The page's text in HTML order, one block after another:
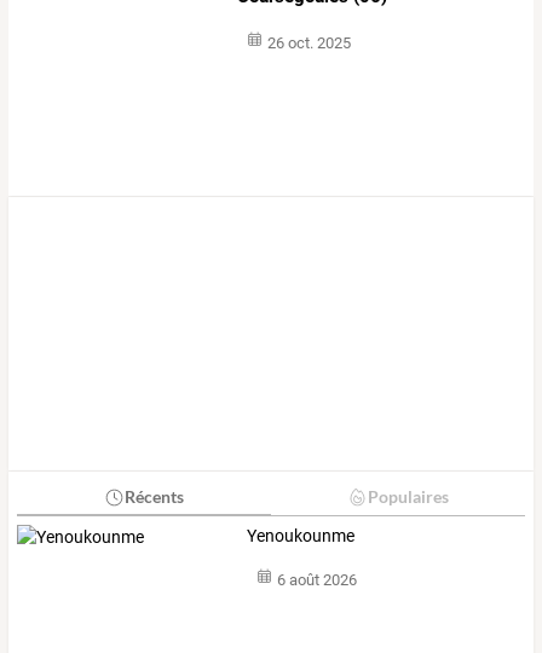
26 oct. 2025
Récents Populaires
Yenoukounme
6 août 2026